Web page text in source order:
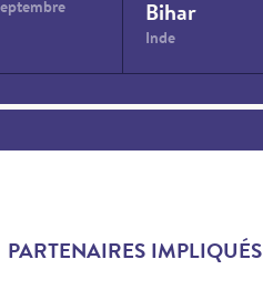
Bihar
Inde
PARTENAIRES IMPLIQUÉS